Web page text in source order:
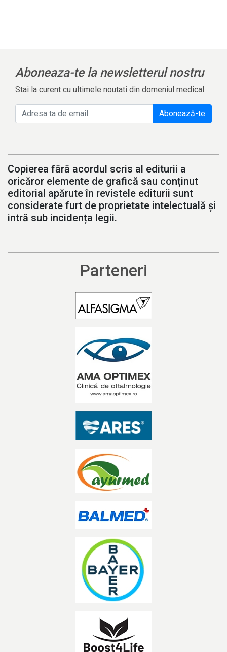
Aboneaza-te la newsletterul nostru
Stai la curent cu ultimele noutati din domeniul medical
Abonează-te
Copierea fără acordul scris al editurii a
oricăror elemente de grafică sau conținut
editorial apărute în revistele editurii sunt
considerate furt de proprietate intelectuală și
intră sub incidența legii.
Parteneri